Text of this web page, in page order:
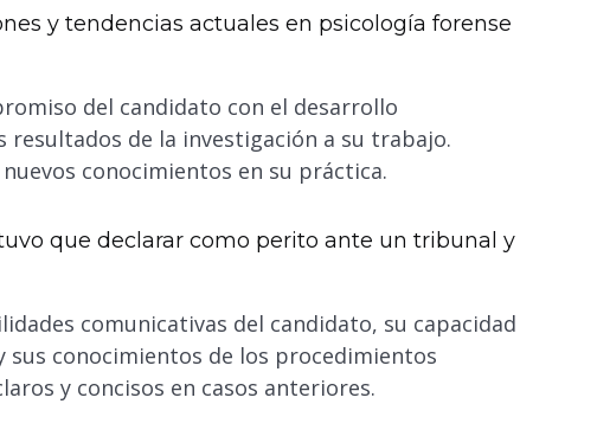
y tendencias actuales en psicología forense
del candidato con el desarrollo
de la investigación a su trabajo.
conocimientos en su práctica.
que declarar como perito ante un tribunal y
comunicativas del candidato, su capacidad
conocimientos de los procedimientos
y concisos en casos anteriores.